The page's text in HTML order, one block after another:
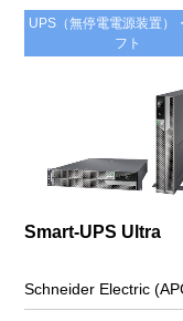
UPS（無停電電源装置）
フト
Smart-UPS Ultra
Schneider Electric